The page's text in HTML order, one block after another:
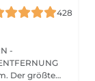
428
-
Der größte